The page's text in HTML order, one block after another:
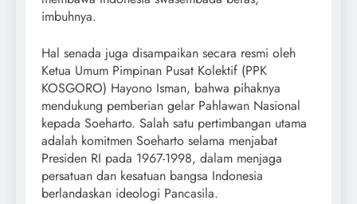
imbuhnya.
Hal senada juga disampaikan secara resmi oleh
Ketua Umum Pimpinan Pusat Kolektif (PPK
KOSGORO) Hayono Isman, bahwa pihaknya
mendukung pemberian gelar Pahlawan Nasional
kepada Soeharto. Salah satu pertimbangan utama
adalah komitmen Soeharto selama menjabat
Presiden RI pada 1967-1998, dalam menjaga
persatuan dan kesatuan bangsa Indonesia
berlandaskan ideologi Pancasila.